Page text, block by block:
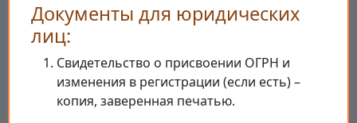
Документы для юридических
лиц:
Свидетельство о присвоении ОГРН и
изменения в регистрации (если есть) –
копия, заверенная печатью.